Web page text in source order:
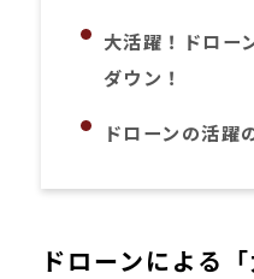
大活躍！ドロー
ダウン！
ドローンの活躍
ドローンによる